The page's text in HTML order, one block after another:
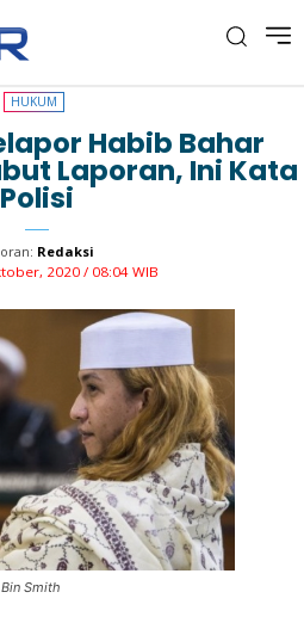
HUKUM
Habib Bahar
Laporan, Ini Kata
Polisi
Redaksi
2020 / 08:04 WIB
Smith